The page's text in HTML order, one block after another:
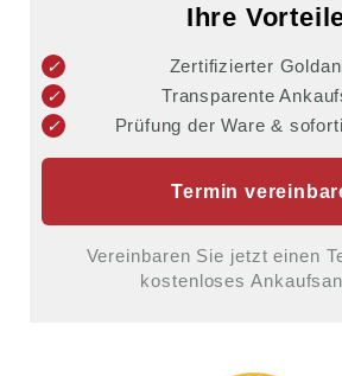
Ihre
Zertifizierter
Transparente
Prüfung der Ware &
Termin
Vereinbaren Sie jetzt einen
kostenloses